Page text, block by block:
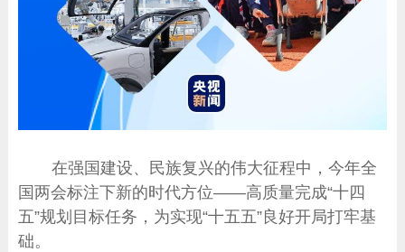
在强国建设、民族复兴的伟大征程中，今年全
国两会标注下新的时代方位——高质量完成“十四
五”规划目标任务，为实现“十五五”良好开局打牢基
础。